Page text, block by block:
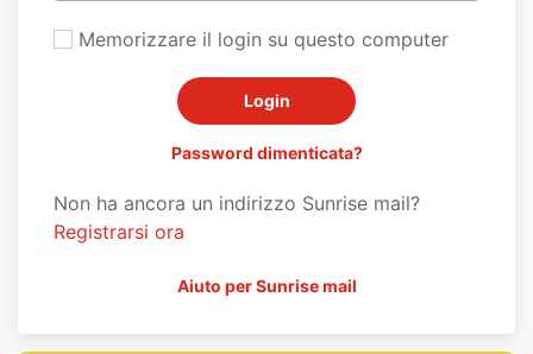
Memorizzare il login su questo computer
Password dimenticata?
Non ha ancora un indirizzo Sunrise mail?
Registrarsi ora
Aiuto per Sunrise mail